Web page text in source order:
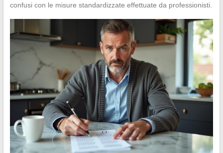
confusi con le misure standardizzate effettuate da professionisti.